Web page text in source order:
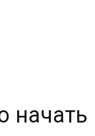
начать